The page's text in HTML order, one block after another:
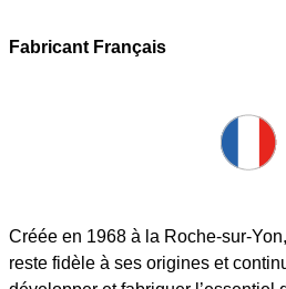
Fabricant Français
Créée en 1968 à la Roche-sur-
reste fidèle à ses origines et